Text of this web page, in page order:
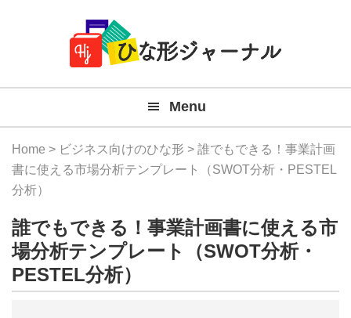
Navigation
料
テ
プ
レ
ト
(Mac
Menu
Home > ビジネス向けのひな形 > 誰でもできる！事業計画
書に使える市場分析テンプレート（SWOT分析・PESTEL
分析）
誰でもできる！事業計画書に使える市
場分析テンプレート（SWOT分析・
PESTEL分析）